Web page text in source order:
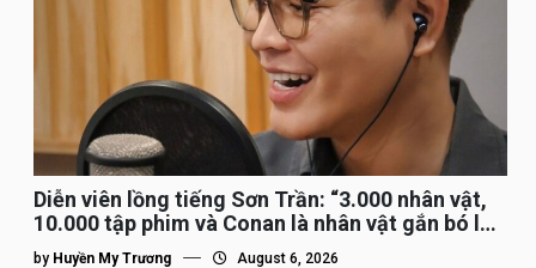
Diễn viên lồng tiếng Sơn Trần: “3.000 nhân vật,
10.000 tập phim và Conan là nhân vật gắn bó lâu
nhất”
by Huyền My Trương August 6, 2026